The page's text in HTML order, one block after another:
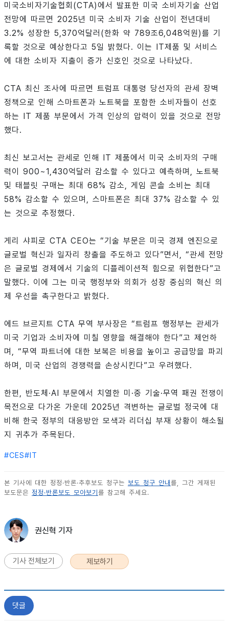
미국소비자기술협회(CTA)에서 발표한 미국 소비자기술 산업
전망에 따르면 2025년 미국 소비자 기술 산업이 전년대비
3.2% 성장한 5,370억달러(한화 약 789조6,048억원)를 기
록할 것으로 예상한다고 5일 밝혔다. 이는 IT제품 및 서비스
에 대한 소비자 지출이 증가 신호인 것으로 나타났다.
CTA 최신 조사에 따르면 트럼프 대통령 당선자의 관세 장벽
정책으로 인해 스마트폰과 노트북을 포함한 소비자들이 선호
하는 IT 제품 부문에서 가격 인상의 압력이 있을 것으로 전망
했다.
최신 보고서는 관세로 인해 IT 제품에서 미국 소비자의 구매
력이 900~1,430억달러 감소할 수 있다고 예측하며, 노트북
및 태블릿 구매는 최대 68% 감소, 게임 콘솔 소비는 최대
58% 감소할 수 있으며, 스마트폰은 최대 37% 감소할 수 있
는 것으로 추정했다.
게리 샤피로 CTA CEO는 “기술 부문은 미국 경제 엔진으로
글로벌 혁신과 일자리 창출을 주도하고 있다”면서, “관세 전망
은 글로벌 경제에서 기술의 디플레이션적 힘으로 위협한다”고
말했다. 이에 그는 미국 행정부와 의회가 성장 중심의 혁신 의
제 우선을 촉구한다고 밝혔다.
에드 브르지트 CTA 무역 부사장은 “트럼프 행정부는 관세가
미국 기업과 소비자에 미칠 영향을 해결해야 한다”고 제언하
며, “무역 파트너에 대한 보복은 비용을 높이고 공급망을 파괴
하며, 미국 산업의 경쟁력을 손상시킨다”고 우려했다.
한편, 반도체·AI 부문에서 치열한 미·중 기술·무역 패권 전쟁이
목전으로 다가온 가운데 2025년 격변하는 글로벌 정국에 대
비해 한국 정부의 대응방안 모색과 리더십 부재 상황이 해소될
지 귀추가 주목된다.
#CES# IT
본 기사에 대한 정정·반론·추후보도 청구는 보도 청구 안내 를, 그간 게재된
보도문은 정정·반론보도 모아보기 를 참고해 주세요.
권신혁 기자
기사 전체보기 제보하기
댓글